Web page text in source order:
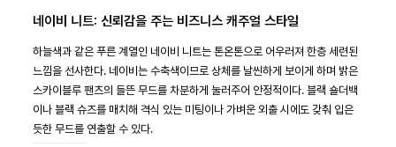
네이비 니트: 신뢰감을 주는 비즈니스 캐주얼 스타일
하늘색과 같은 푸른 계열인 네이비 니트는 톤온톤으로 어우러져 한층 세련된
느낌을 선사한다. 네이비는 수축색이므로 상체를 날씬하게 보이게 하며 밝은
스카이블루 팬츠의 들뜬 무드를 차분하게 눌러주어 안정적이다. 블랙 숄더백
이나 블랙 슈즈를 매치해 격식 있는 미팅이나 가벼운 외출 시에도 갖춰 입은
듯한 무드를 연출할 수 있다.